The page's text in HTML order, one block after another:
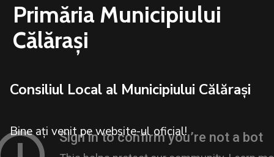
Primăria Municipiului
Călărași
Consiliul Local al Municipiului Călărași
Bine ați venit pe website-ul oficial!